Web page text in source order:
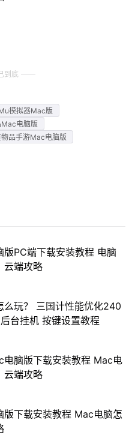
到底
模拟器Mac版
电脑版
品手游Mac电脑版
版PC端下载安装教程 电脑
云端攻略
么玩？ 三国计性能优化240
台挂机 按键设置教程
电脑版下载安装教程 Mac电
云端攻略
版下载安装教程 Mac电脑怎